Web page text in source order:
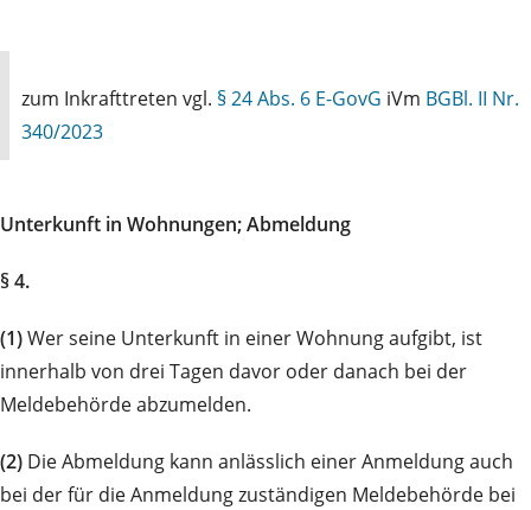
zum Inkrafttreten vgl. § 24 Abs. 6 E-GovG iVm BGBl. II Nr.
340/2023
Unterkunft in Wohnungen; Abmeldung
§ 4.
(1)Wer seine Unterkunft in einer Wohnung aufgibt, ist
innerhalb von drei Tagen davor oder danach bei der
Meldebehörde abzumelden.
(2) Die Abmeldung kann anlässlich einer Anmeldung auch
bei der für die Anmeldung zuständigen Meldebehörde bei